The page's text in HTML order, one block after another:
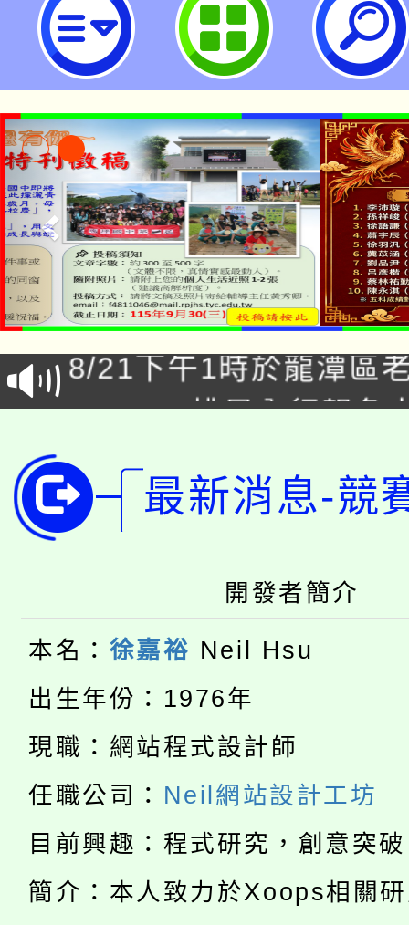
「本色祭」8/29、30
場熱烈登場!
8/21下午1時於龍潭區
徵才活動。
YOUNG桃局內行報名
開!
115年桃園市運動會8/
田徑場及游泳池舉行。
桃園市低收入戶享有免
視費優惠，中低收入戶
半價優惠，詳情可洽有
者。
大園自造教育及科技
份教師增能研習
大溪自造教育及科技中
份教師研習
淨零綠生活教案入校路
115年食農教育專業人
程
「本色祭」8/29、30在
場熱烈登場!
8/21下午1時於龍潭區
徵才活動。
YOUNG桃局內行報名
局官網。
8月14至27日，桃園電
最新消息-競
開發者簡介
本名： 徐嘉裕 Neil Hsu
出生年份：1976年
現職：網站程式設計師
任職公司： Neil網站設計工坊
目前興趣：程式研究，創意突
簡介：本人致力於Xoops相關